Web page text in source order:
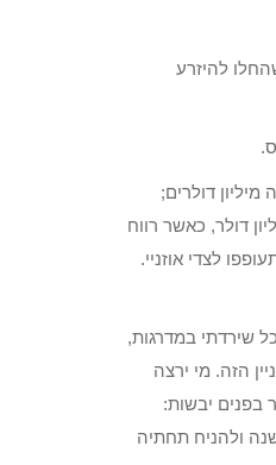
להיזרע
דולרים;
דולר, כאשר רווח
לצדי אוזניי.
שירדתי במדרגות,
הזה. מי ירצה
בפנים יבשות:
ולהניח תחתיה